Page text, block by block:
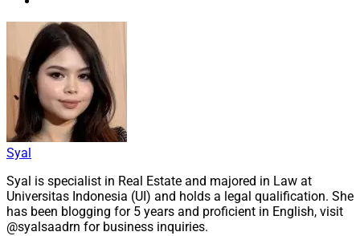
Syal
Syal is specialist in Real Estate and majored in Law at
Universitas Indonesia (UI) and holds a legal qualification. She
has been blogging for 5 years and proficient in English, visit
@syalsaadrn for business inquiries.